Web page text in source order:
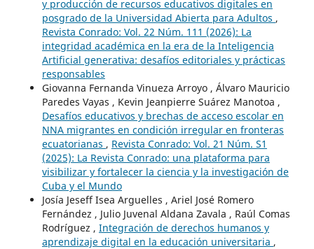
y producción de recursos educativos digitales en
posgrado de la Universidad Abierta para Adultos ,
Revista Conrado: Vol. 22 Núm. 111 (2026): La
integridad académica en la era de la Inteligencia
Artificial generativa: desafíos editoriales y prácticas
responsables
Giovanna Fernanda Vinueza Arroyo , Álvaro Mauricio
Paredes Vayas , Kevin Jeanpierre Suárez Manotoa ,
Desafíos educativos y brechas de acceso escolar en
NNA migrantes en condición irregular en fronteras
ecuatorianas , Revista Conrado: Vol. 21 Núm. S1
(2025): La Revista Conrado: una plataforma para
visibilizar y fortalecer la ciencia y la investigación de
Cuba y el Mundo
Josía Jeseff Isea Arguelles , Ariel José Romero
Fernández , Julio Juvenal Aldana Zavala , Raúl Comas
Rodríguez , Integración de derechos humanos y
aprendizaje digital en la educación universitaria ,